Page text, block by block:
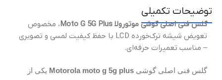
توضیحات تکمیلی
گلس فنی اصلی گوشی موتورولا Moto G 5G Plus
، مخصوص
تعویض شیشه ترک‌خورده LCD با حفظ کیفیت لمسی و تصویری
– مناسب تعمیرات حرفه‌ای.
گلس فنی اصلی گوشی Motorola moto g 5g plus یکی از